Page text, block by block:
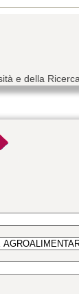
e della